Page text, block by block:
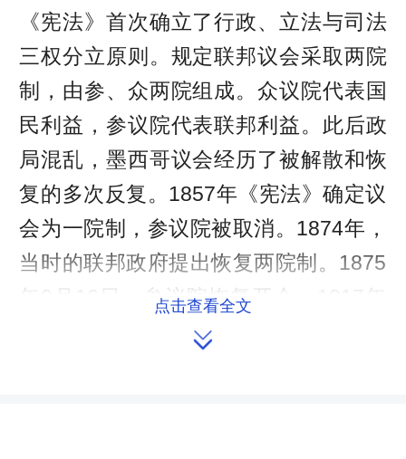
《宪法》首次确立了行政、立法与司法
三权分立原则。规定联邦议会采取两院
制，由参、众两院组成。众议院代表国
民利益，参议院代表联邦利益。此后政
局混乱，墨西哥议会经历了被解散和恢
复的多次反复。1857年《宪法》确定议
会为一院制，参议院被取消。1874年，
当时的联邦政府提出恢复两院制。1875
年9月16日，参议院恢复开会。1917年
《宪法》重新确定联邦议会采取两院
点击查看全文
